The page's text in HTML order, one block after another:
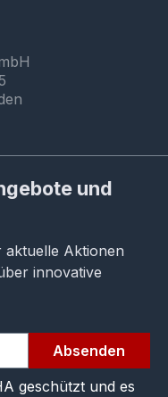
und
Aktionen
innovative
Absenden
geschützt und es